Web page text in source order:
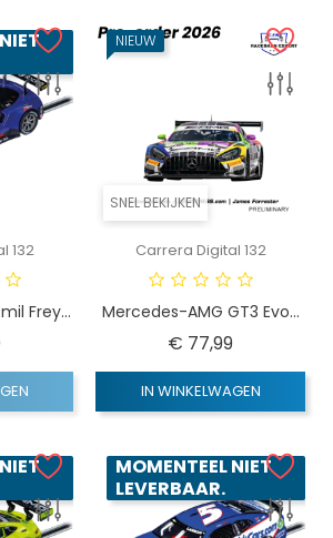
132
Frey...
Prijs
SNEL BEKIJKEN
NIEUW
Carrera Digital 132
Mercedes-AMG GT3 Evo...
€ 77,99Prijs
IN WINKELWAGEN
MOMENTEEL NIET
LEVERBAAR.